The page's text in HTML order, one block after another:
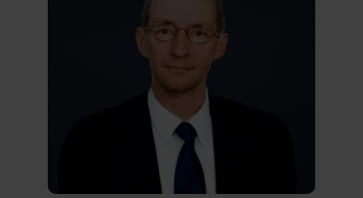
Fax:
0621 164-5208
E-Mail